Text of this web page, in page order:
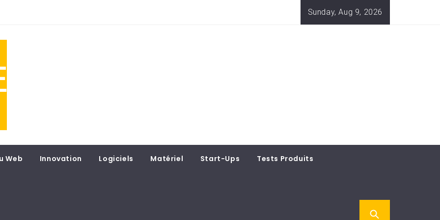
Sunday, Aug 9, 2026
Web Innovation Logiciels Matériel Start-Ups Tests Produits